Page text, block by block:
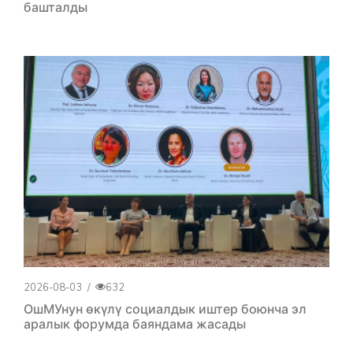
башталды
2026-08-03 / 632
ОшМУнун өкүлү социалдык иштер боюнча эл
аралык форумда баяндама жасады